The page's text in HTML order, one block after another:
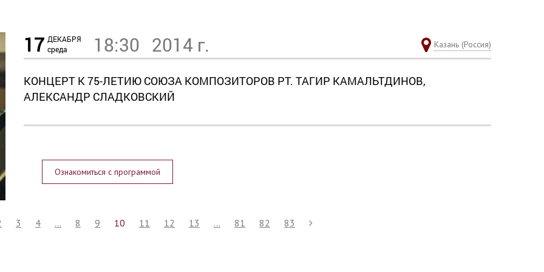
17 ДЕКАБРЯ
среда
18:30 2014 г. Казань (Россия)
КОНЦЕРТ К 75-ЛЕТИЮ СОЮЗА КОМПОЗИТОРОВ РТ. ТАГИР КАМАЛЬТДИНОВ,
АЛЕКСАНДР СЛАДКОВСКИЙ
Ознакомиться с программой
3 4 ... 8 9 10 11 12 13 ... 81 82 83